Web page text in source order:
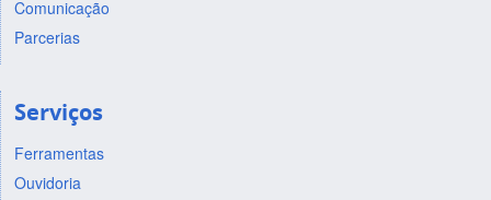
Comunicação
Parcerias
Serviços
Ferramentas
Ouvidoria